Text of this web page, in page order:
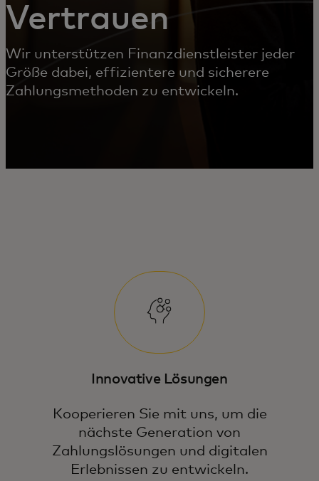
Vertrauen
Wir unterstützen Finanzdienstleister jeder
Größe dabei, effizientere und sicherere
Zahlungsmethoden zu entwickeln.
Innovative Lösungen
Kooperieren Sie mit uns, um die
nächste Generation von
Zahlungslösungen und digitalen
Erlebnissen zu entwickeln.